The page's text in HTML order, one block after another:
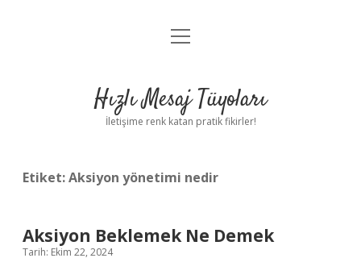
Anasayfa
Yasal Uyarı
menüyü
Hızlı Mesaj Tüyoları
İletişime renk katan pratik fikirler!
Etiket:Aksiyon yönetimi nedir
Aksiyon Beklemek Ne Demek
Tarih: Ekim 22, 2024